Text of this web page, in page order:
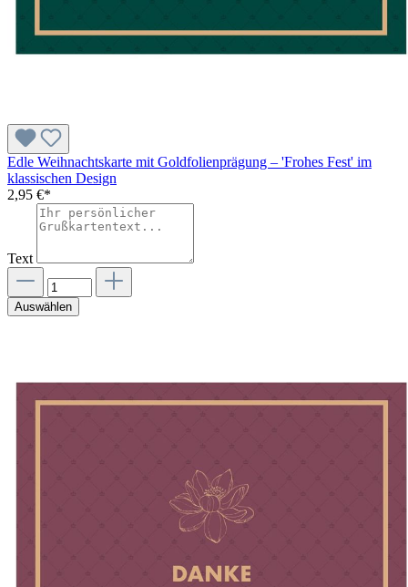
Edle Weihnachtskarte mit Goldfolienprägung – 'Frohes Fest' im
klassischen Design
2,95 €*
Text
Auswählen